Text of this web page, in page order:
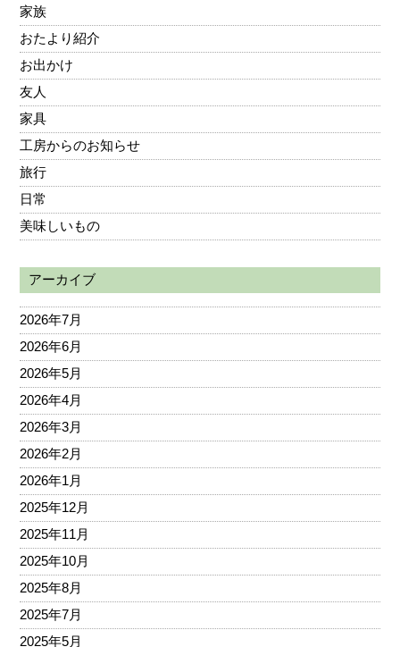
家族
おたより紹介
お出かけ
友人
家具
工房からのお知らせ
旅行
日常
美味しいもの
アーカイブ
2026年7月
2026年6月
2026年5月
2026年4月
2026年3月
2026年2月
2026年1月
2025年12月
2025年11月
2025年10月
2025年8月
2025年7月
2025年5月